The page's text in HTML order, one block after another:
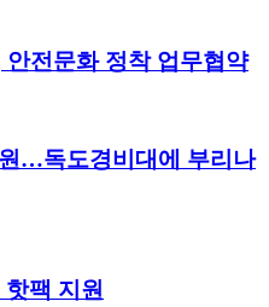
전문화 정착 업무협약
…독도경비대에 부리나
팩 지원